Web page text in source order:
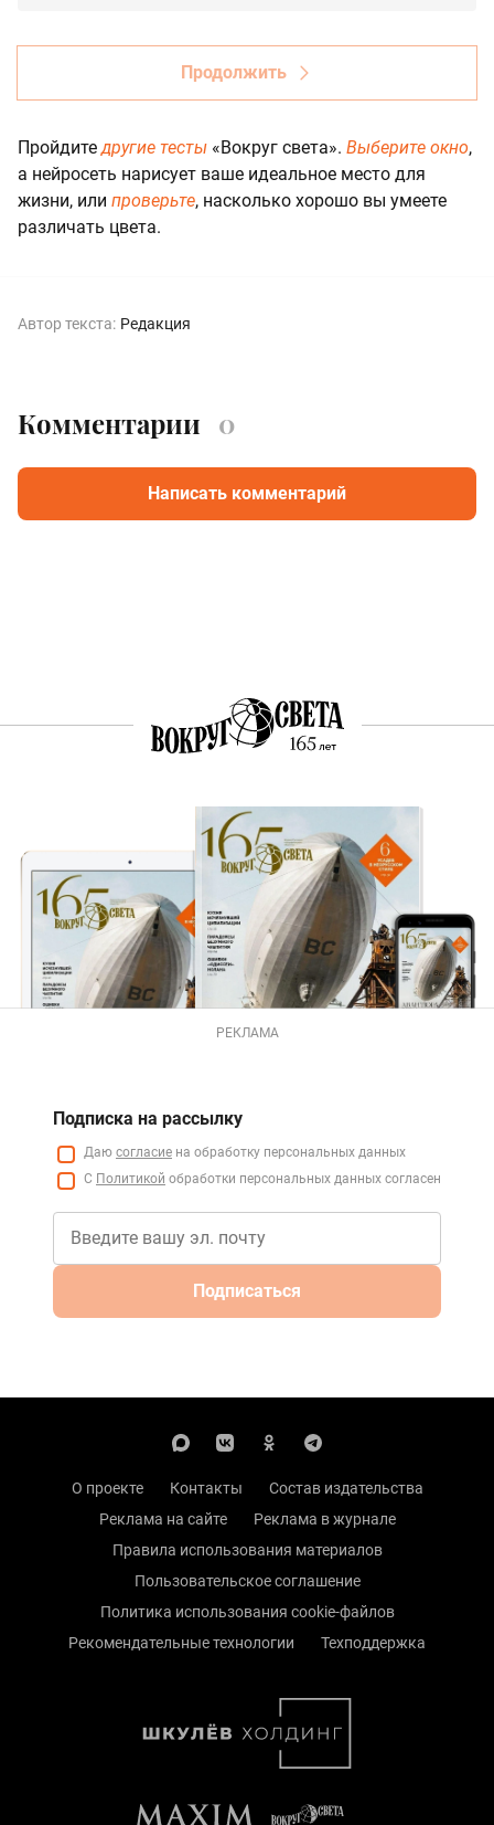
Продолжить
Пройдите другие тесты «Вокруг света». Выберите окно,
а нейросеть нарисует ваше идеальное место для
жизни, или проверьте, насколько хорошо вы умеете
различать цвета.
Автор текста: Редакция
Комментарии 0
Написать комментарий
РЕКЛАМА
Подписка на рассылку
Даю согласие на обработку персональных данных
С Политикой обработки персональных данных согласен
Подписаться
О проекте Контакты
Состав издательства
Реклама на сайте
Реклама в журнале
Правила использования материалов
Пользовательское соглашение
Политика использования cookie-файлов
Рекомендательные технологии
Техподдержка